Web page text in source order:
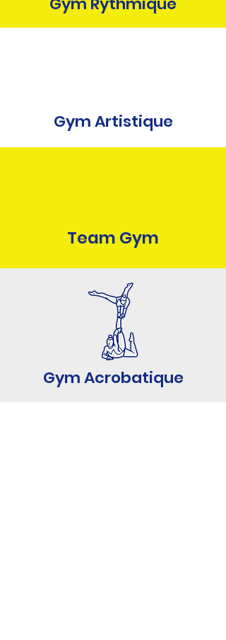
Gym Artistique
Team Gym
Gym Acrobatique